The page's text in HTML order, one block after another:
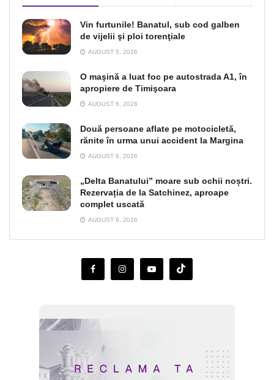
Vin furtunile! Banatul, sub cod galben
de vijelii şi ploi torenţiale
AUGUST 5, 2026
O maşină a luat foc pe autostrada A1, în
apropiere de Timişoara
AUGUST 6, 2026
Două persoane aflate pe motocicletă,
rănite în urma unui accident la Margina
AUGUST 6, 2026
„Delta Banatului” moare sub ochii noștri.
Rezervația de la Satchinez, aproape
complet uscată
AUGUST 6, 2026